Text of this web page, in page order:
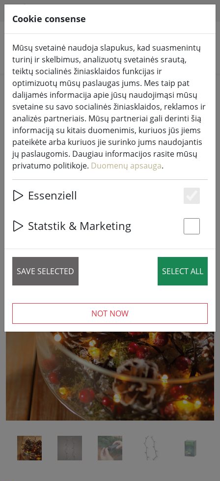
Ieškoti produktų
Home Pasakų žibintai ir apšvietimas Pasakų žibintai
"Kaemingk Lumineo Durawise"
pasakų žibintai Basic 96 LED šiltai
baltos spalvos lauko 7,1 m,
maitinami baterijomis, juodi
Cookie consense
Mūsų svetainė naudoja slapukus, kad suasmenintų
turinį ir skelbimus, analizuotų svetainės srautą,
teiktų socialinės žiniasklaidos funkcijas ir
optimizuotų mūsų paslaugas jums. Mes taip pat
dalijamės informacija apie jūsų naudojimąsi mūsų
svetaine su savo socialinės žiniasklaidos, reklamos ir
analizės partneriais. Mūsų partneriai gali derinti šią
informaciją su kitais duomenimis, kuriuos jūs jiems
pateikėte arba kuriuos jie surinko jums naudojantis
jų paslaugomis. Daugiau informacijos rasite mūsų
privatumo politikoje. Duomenų apsauga.
Essenziell
Statstik & Marketing
SAVE SELECTED SELECT ALL
NOT NOW